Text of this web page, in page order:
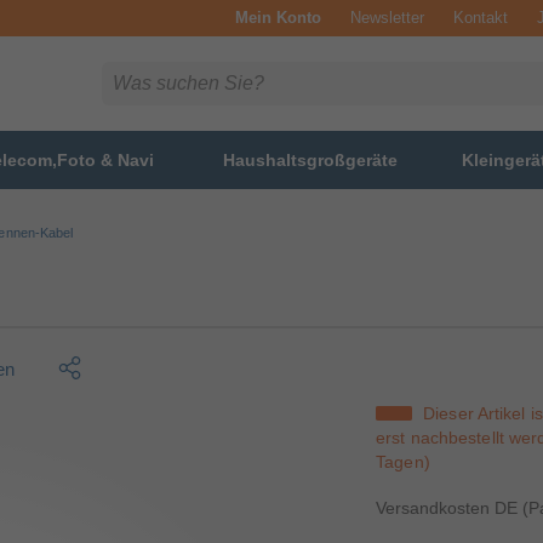
Mein Konto Newsletter Kontakt
& Navi Haushaltsgroßgeräte
Kabel
Dieser Artikel
erst nachbestellt
Tagen)
Versandkosten DE